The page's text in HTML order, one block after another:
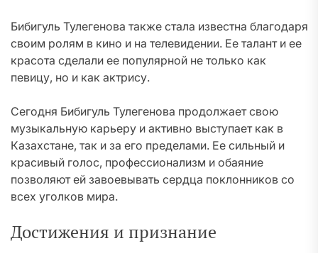
Бибигуль Тулегенова также стала известна благодаря
своим ролям в кино и на телевидении. Ее талант и ее
красота сделали ее популярной не только как
певицу, но и как актрису.
Сегодня Бибигуль Тулегенова продолжает свою
музыкальную карьеру и активно выступает как в
Казахстане, так и за его пределами. Ее сильный и
красивый голос, профессионализм и обаяние
позволяют ей завоевывать сердца поклонников со
всех уголков мира.
Достижения и признание